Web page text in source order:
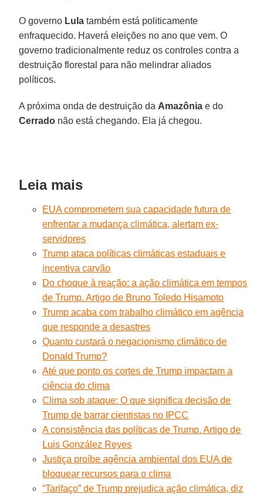
O governo Lula também está politicamente
enfraquecido. Haverá eleições no ano que vem. O
governo tradicionalmente reduz os controles contra a
destruição florestal para não melindrar aliados
políticos.
A próxima onda de destruição da Amazônia e do
Cerrado não está chegando. Ela já chegou.
Leia mais
EUA comprometem sua capacidade futura de
enfrentar a mudança climática, alertam ex-
servidores
Trump ataca políticas climáticas estaduais e
incentiva carvão
Do choque à reação: a ação climática em tempos
de Trump. Artigo de Bruno Toledo Hisamoto
Trump acaba com trabalho climático em agência
que responde a desastres
Quanto custará o negacionismo climático de
Donald Trump?
Até que ponto os cortes de Trump impactam a
ciência do clima
Clima sob ataque: O que significa decisão de
Trump de barrar cientistas no IPCC
A consistência das políticas de Trump. Artigo de
Luis González Reyes
Justiça proíbe agência ambiental dos EUA de
bloquear recursos para o clima
“Tarifaço” de Trump prejudica ação climática, diz